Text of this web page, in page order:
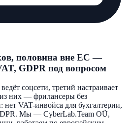
половина вне ЕС —
GDPR под вопросом
соцсети, третий настраивает
них — фрилансеры без
нет VAT-инвойса для бухгалтерии,
Мы — CyberLab.Team OÜ,